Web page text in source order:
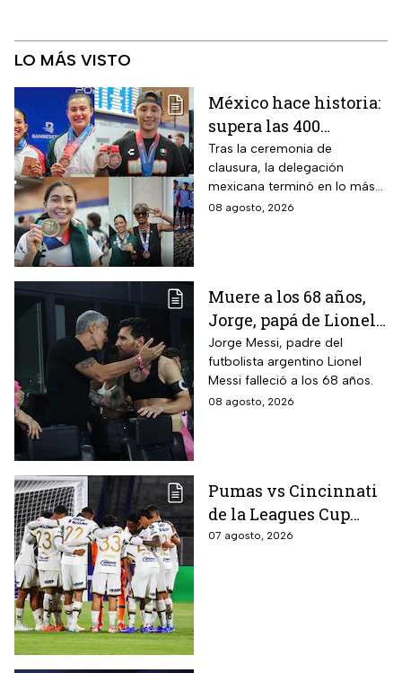
LO MÁS VISTO
México hace historia:
supera las 400
medallas en los
Juegos
Centroamericanos
2026 e impone récords
Tras la ceremonia de
clausura, la delegación
mexicana terminó en lo más
alto del medallero
08 agosto, 2026
Muere a los 68 años,
Jorge, papá de Lionel
Messi
Jorge Messi, padre del
futbolista argentino Lionel
Messi falleció a los 68 años.
08 agosto, 2026
Pumas vs Cincinnati
de la Leagues Cup
2026 es pospuesto
07 agosto, 2026